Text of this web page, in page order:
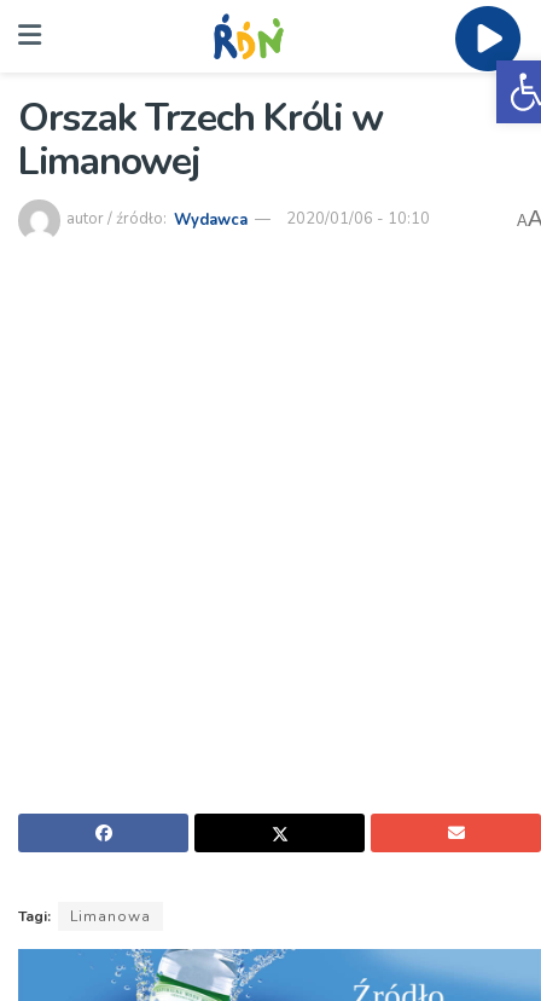
Orszak Trzech Króli w
Limanowej
autor / źródło: Wydawca 2020/01/06 - 10:10 A
Tagi: Limanowa